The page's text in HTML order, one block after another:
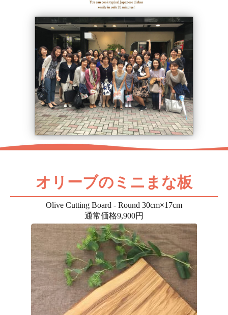
オリーブのミニまな板
Olive Cutting Board - Round 30cm×17cm
通常価格9,900円